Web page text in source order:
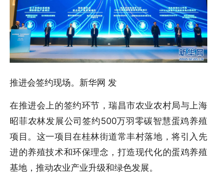
推进会签约现场。新华网 发
在推进会上的签约环节，瑞昌市农业农村局与上海
昭菲农林发展公司签约500万羽零碳智慧蛋鸡养殖
项目。这一项目在桂林街道常丰村落地，将引入先
进的养殖技术和环保理念，打造现代化的蛋鸡养殖
基地，推动农业产业升级和绿色发展。